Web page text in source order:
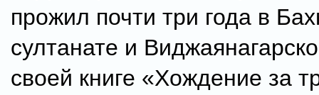
прожил почти три года в
султанате и
своей книге «Хождение за